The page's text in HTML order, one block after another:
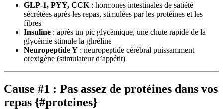
GLP-1, PYY, CCK : hormones intestinales de satiété
sécrétées après les repas, stimulées par les protéines et les
fibres
Insuline : après un pic glycémique, une chute rapide de la
glycémie stimule la ghréline
Neuropeptide Y : neuropeptide cérébral puissamment
orexigène (stimulateur d’appétit)
Cause #1 : Pas assez de protéines dans vos
repas {#proteines}